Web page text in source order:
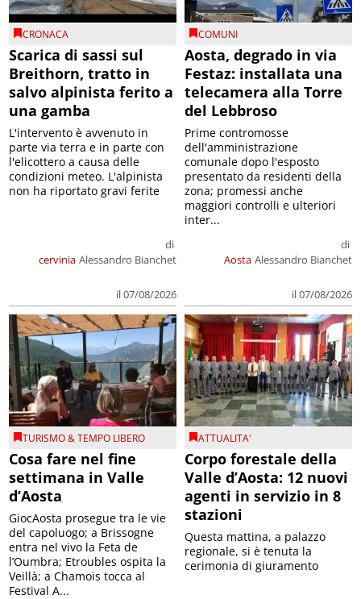
CRONACA
Scarica di sassi sul
Breithorn, tratto in
salvo alpinista ferito a
una gamba
cervinia
di
Alessandro Bianchet
il 07/08/2026
L'intervento è avvenuto in
parte via terra e in parte con
l'elicottero a causa delle
condizioni meteo. L'alpinista
non ha riportato gravi ferite
COMUNI
Aosta, degrado in via
Festaz: installata una
telecamera alla Torre
del Lebbroso
Aosta
di
Alessandro Bianchet
il 07/08/2026
Prime contromosse
dell'amministrazione
comunale dopo l'esposto
presentato da residenti della
zona; promessi anche
maggiori controlli e ulteriori
inter...
TURISMO & TEMPO LIBERO
Cosa fare nel fine
settimana in Valle
d’Aosta
GiocAosta prosegue tra le vie
del capoluogo; a Brissogne
entra nel vivo la Feta de
l’Oumbra; Etroubles ospita la
Veillà; a Chamois tocca al
Festival A...
ATTUALITA'
Corpo forestale della
Valle d’Aosta: 12 nuovi
agenti in servizio in 8
stazioni
Questa mattina, a palazzo
regionale, si è tenuta la
cerimonia di giuramento